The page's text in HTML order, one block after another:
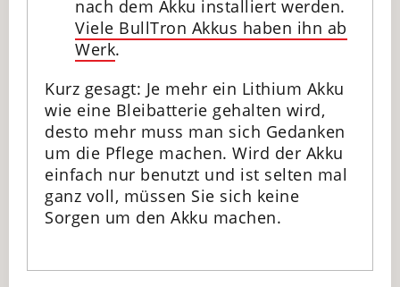
nach dem Akku installiert werden.
Viele BullTron Akkus haben ihn ab
Werk.
Kurz gesagt: Je mehr ein Lithium Akku
wie eine Bleibatterie gehalten wird,
desto mehr muss man sich Gedanken
um die Pflege machen. Wird der Akku
einfach nur benutzt und ist selten mal
ganz voll, müssen Sie sich keine
Sorgen um den Akku machen.